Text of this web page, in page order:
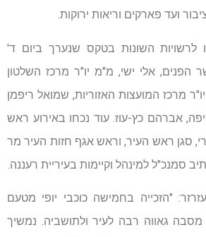
ועד פארקים וריאות ירוקות.
לרשויות השונות בטקס שנערך ביום ד'
שר הפנים, אלי ישי, מ"מ יו"ר מרכז השלטון
מרכז המועצות האזוריות, שמואל ריפמן
אברהם כץ-עוז. עוד נכחו באירוע ראש
סגן ראש העיר, וראש אגף חזות העיר מר
סמנכ"ל למינהל וקיימות בעיריית רעננה.
"הזכייה בחמישה כוכבי יופי מטעם
גאווה רבה לעיר ולתושביה. נמשיך